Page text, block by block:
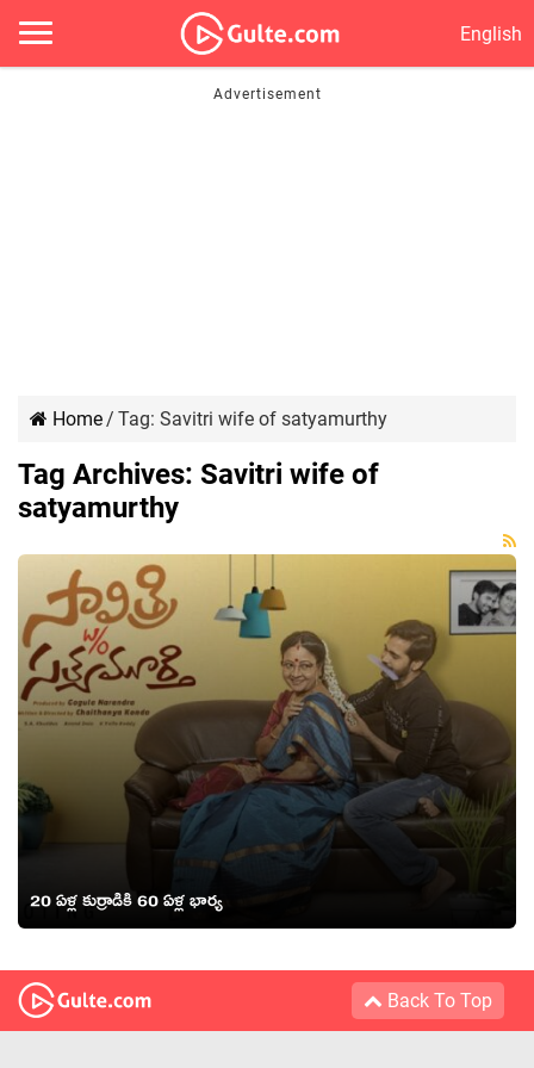
English
Home/ Tag: Savitri wife of satyamurthy
Tag Archives: Savitri wife of
satyamurthy
20 ఏళ్ల కుర్రాడికి 60 ఏళ్ల భార్య
Back To Top